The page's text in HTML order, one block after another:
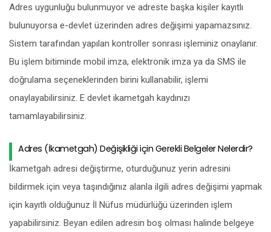
Adres uygunluğu bulunmuyor ve adreste başka kişiler kayıtlı
bulunuyorsa e-devlet üzerinden adres değişimi yapamazsınız.
Sistem tarafından yapılan kontroller sonrası işleminiz onaylanır.
Bu işlem bitiminde mobil imza, elektronik imza ya da SMS ile
doğrulama seçeneklerinden birini kullanabilir, işlemi
onaylayabilirsiniz. E devlet ikametgah kaydınızı
tamamlayabilirsiniz.
Adres (İkametgah) Değişikliği için Gerekli Belgeler Nelerdir?
İkametgah adresi değiştirme, oturduğunuz yerin adresini
bildirmek için veya taşındığınız alanla ilgili adres değişimi yapmak
için kayıtlı olduğunuz İl Nüfus müdürlüğü üzerinden işlem
yapabilirsiniz. Beyan edilen adresin boş olması halinde belgeye